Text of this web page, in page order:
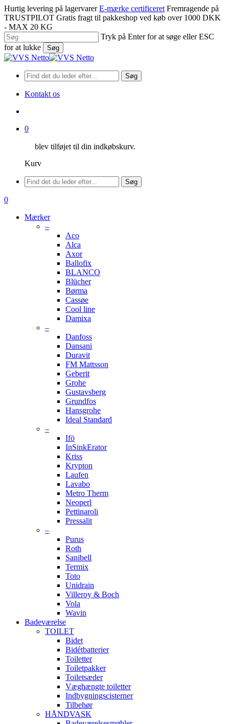
Spring
til
hovedindhold
Hurtig levering på lagervarer E-mærke certificeret Fremragende på
TRUSTPILOT Gratis fragt til pakkeshop ved køb over 1000 DKK
- MAX 20 KG
Tryk på Enter for at søge eller ESC
for at lukke
Søg
Luk
Søg
Kontakt os
0
blev tilføjet til din indkøbskurv.
Kurv
Menu
Søg
søge
0
Mærker
–
Aco
Alca
Axor
Ballofix
BLANCO
Blücher
Børma
Cassøe
Cool line
Damixa
–
Danfoss
Dansani
Duravit
FM Mattsson
Geberit
Grohe
Gustavsberg
Grundfos
Hansgrohe
Ideal Standard
–
Ifö
InSinkErator
Kriss
Krypton
Laufen
Lavabo
Metro Therm
Neoperl
Pettinaroli
Pressalit
–
Purus
Roth
Sanibell
Termix
Toto
Unidrain
Villeroy & Boch
Vola
Wavin
Badeværelse
TOILET
Bidet
Bidétbatterier
Toiletter
Toiletpakker
Toiletsæder
Væghængte toiletter
Indbygningscisterner
Tilbehør
HÅNDVASK